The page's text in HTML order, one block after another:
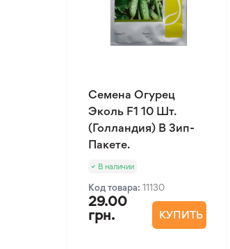
Семена Огурец
Эколь F1 10 Шт.
(Голландия) В Зип-
Пакете.
В наличии
Код товара: 11130
29.00
грн.
КУПИТЬ